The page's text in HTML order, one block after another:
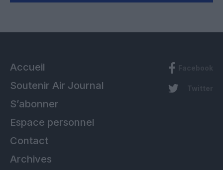
Accueil
Soutenir Air Journal
S’abonner
Espace personnel
Contact
Archives